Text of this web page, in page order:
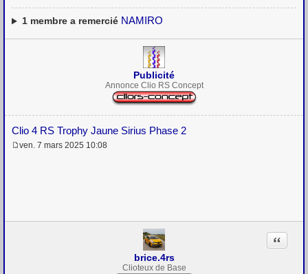
1membre a remercié NAMIRO
Publicité
Annonce Clio RS Concept
Clio 4 RS Trophy Jaune Sirius Phase 2
ven. 7 mars 2025 10:08
brice.4rs
Clioteux de Base
Citation